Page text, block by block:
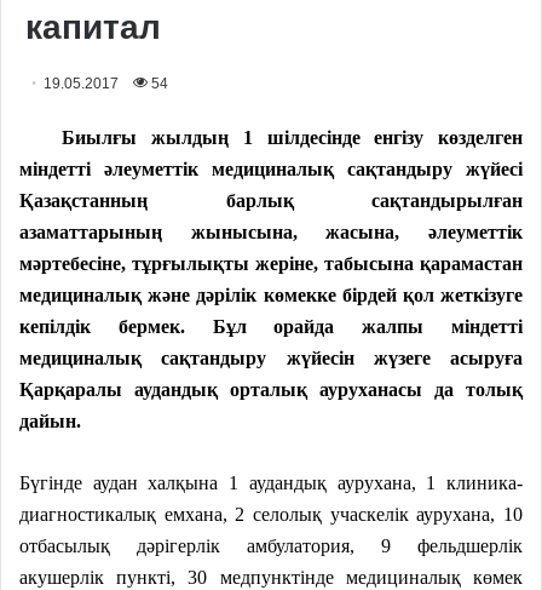
капитал
19.05.2017 54
Биылғы жылдың 1 шілдесінде енгізу көзделген
міндетті әлеуметтік медициналық сақтандыру жүйесі
Қазақстанның барлық сақтандырылған
азаматтарының жынысына, жасына, әлеуметтік
мәртебесіне, тұрғылықты жеріне, табысына қарамастан
медициналық және дәрілік көмекке бірдей қол жеткізуге
кепілдік бермек. Бұл орайда жалпы міндетті
медициналық сақтандыру жүйесін жүзеге асыруға
Қарқаралы аудандық орталық ауруханасы да толық
дайын.
Бүгінде аудан халқына 1 аудандық аурухана, 1 клиника-
диагностикалық емхана, 2 селолық учаскелік аурухана, 10
отбасылық дәрігерлік амбулатория, 9 фельдшерлік
акушерлік пункті, 30 медпунктінде медициналық көмек